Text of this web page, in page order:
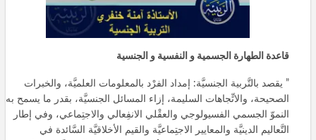
قاعدة الطهارة الجسمية و النفسية و الجنسية
” يقصد بالتَّربية الجنسيَّة: إمداد الفرْد بالمعلومات العلميَّة، والخبرات
الصحيحة، والاتِّجاهات السليمة، إزاء المسائل الجنسيَّة، بقدر ما يسمح به
النموّ الجسمي الفسيولوجي والعقْلي الانفِعالي والاجتِماعي، وفي إطار
التَّعاليم الدينيَّة والمعايير الاجتِماعيَّة والقيم الأخلاقيَّة السَّائدة في